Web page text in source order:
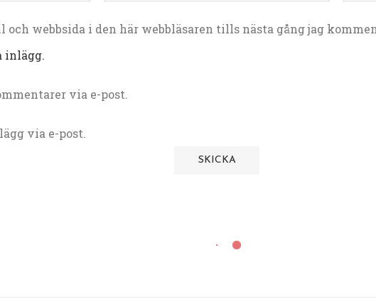
och webbsida i den här webbläsaren tills nästa gång jag
inlägg.
via e-post.
via e-post.